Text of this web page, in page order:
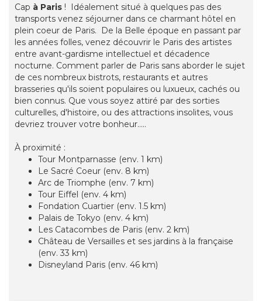
Cap à Paris ! Idéalement situé à quelques pas des
transports venez séjourner dans ce charmant hôtel en
plein coeur de Paris. De la Belle époque en passant par
les années folles, venez découvrir le Paris des artistes
entre avant-gardisme intellectuel et décadence
nocturne. Comment parler de Paris sans aborder le sujet
de ces nombreux bistrots, restaurants et autres
brasseries qu'ils soient populaires ou luxueux, cachés ou
bien connus. Que vous soyez attiré par des sorties
culturelles, d'histoire, ou des attractions insolites, vous
devriez trouver votre bonheur.....
À proximité :
Tour Montparnasse (env. 1 km)
Le Sacré Coeur (env. 8 km)
Arc de Triomphe (env. 7 km)
Tour Eiffel (env. 4 km)
Fondation Cuartier (env. 1.5 km)
Palais de Tokyo (env. 4 km)
Les Catacombes de Paris (env. 2 km)
Château de Versailles et ses jardins à la française
(env. 33 km)
Disneyland Paris (env. 46 km)